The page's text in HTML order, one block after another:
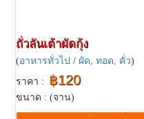
ถั่วลันเต้าผัดกุ้ง
(อาหารทั่วไป / ผัด, ทอด, คั่ว)
ราคา : ฿120
ขนาด : (จาน)
...